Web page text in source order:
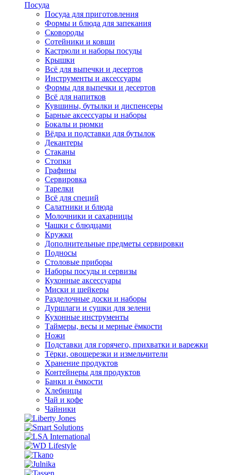
Посуда
Посуда для приготовления
Формы и блюда для запекания
Сковороды
Сотейники и ковши
Кастрюли и наборы посуды
Крышки
Всё для выпечки и десертов
Инструменты и аксессуары
Формы для выпечки и десертов
Всё для напитков
Кувшины, бутылки и диспенсеры
Барные аксессуары и наборы
Бокалы и рюмки
Вёдра и подставки для бутылок
Декантеры
Стаканы
Стопки
Графины
Сервировка
Тарелки
Всё для специй
Салатники и блюда
Молочники и сахарницы
Чашки с блюдцами
Кружки
Дополнительные предметы сервировки
Подносы
Столовые приборы
Наборы посуды и сервизы
Кухонные аксессуары
Миски и шейкеры
Разделочные доски и наборы
Дуршлаги и сушки для зелени
Кухонные инструменты
Таймеры, весы и мерные ёмкости
Ножи
Подставки для горячего, прихватки и варежки
Тёрки, овощерезки и измельчители
Хранение продуктов
Контейнеры для продуктов
Банки и ёмкости
Хлебницы
Чай и кофе
Чайники